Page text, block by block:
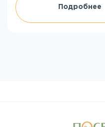
Подробнее